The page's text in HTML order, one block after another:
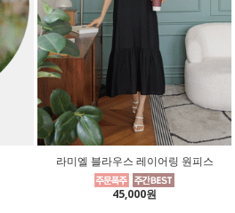
라미엘 블라우스 레이어링 원피스
45,000원